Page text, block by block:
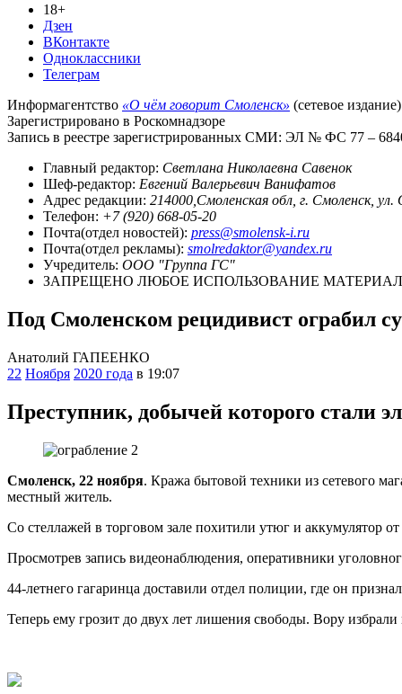
18+
Дзен
ВКонтакте
Одноклассники
Телеграм
Информагентство «О чём говорит Смоленск» (сетевое издание)
Зарегистрировано в Роскомнадзоре
Запись в реестре зарегистрированных СМИ: ЭЛ № ФС 77 –
Главный редактор: Светлана Николаевна Савенок
Шеф-редактор: Евгений Валерьевич Ванифатов
Адрес редакции: 214000,Смоленская обл, г. Смоленск,
Телефон: +7 (920) 668-05-20
Почта(отдел новостей): press@smolensk-i.ru
Почта(отдел рекламы): smolredaktor@yandex.ru
Учредитель: ООО "Группа ГС"
ЗАПРЕЩЕНО ЛЮБОЕ ИСПОЛЬЗОВАНИЕ
Под Смоленском рецидивист ограбил
Анатолий ГАПЕЕНКО
22 Ноября 2020 года в 19:07
Преступник, добычей которого стали
Смоленск, 22 ноября. Кража бытовой техники из сетевого
местный житель.
Со стеллажей в торговом зале похитили утюг и аккумулятор
Просмотрев запись видеонаблюдения, оперативники
44-летнего гагаринца доставили отдел полиции, где он
Теперь ему грозит до двух лет лишения свободы. Вору